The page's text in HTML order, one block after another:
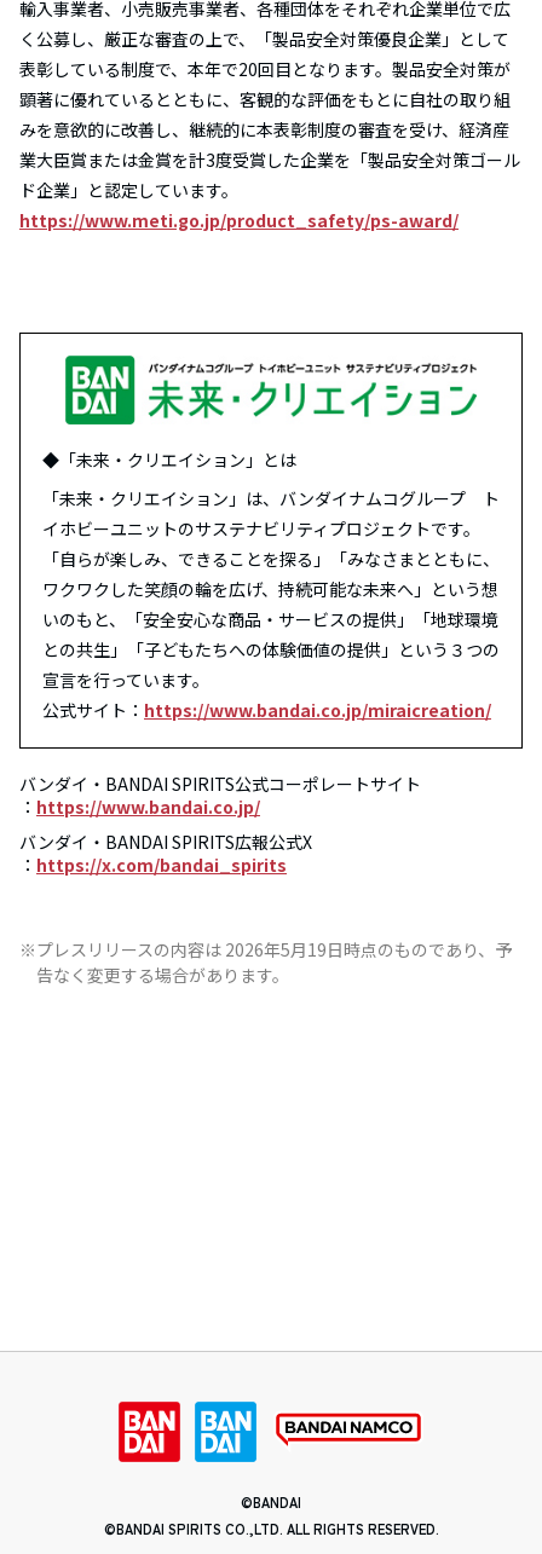
輸入事業者、小売販売事業者、各種団体をそれぞれ企業単位で広
く公募し、厳正な審査の上で、「製品安全対策優良企業」として
表彰している制度で、本年で20回目となります。製品安全対策が
顕著に優れているとともに、客観的な評価をもとに自社の取り組
みを意欲的に改善し、継続的に本表彰制度の審査を受け、経済産
業大臣賞または金賞を計3度受賞した企業を「製品安全対策ゴール
ド企業」と認定しています。
https://www.meti.go.jp/product_safety/ps-award/
◆「未来・クリエイション」とは
「未来・クリエイション」は、バンダイナムコグループ ト
イホビーユニットのサステナビリティプロジェクトです。
「自らが楽しみ、できることを探る」「みなさまとともに、
ワクワクした笑顔の輪を広げ、持続可能な未来へ」という想
いのもと、「安全安心な商品・サービスの提供」「地球環境
との共生」「子どもたちへの体験価値の提供」という３つの
宣言を行っています。
公式サイト： https://www.bandai.co.jp/miraicreation/
バンダイ・BANDAI SPIRITS公式コーポレートサイト
： https://www.bandai.co.jp/
バンダイ・BANDAI SPIRITS広報公式X
： https://x.com/bandai_spirits
※プレスリリースの内容は 2026年5月19日時点のものであり、予
告なく変更する場合があります。
©BANDAI
©BANDAI SPIRITS CO.,LTD. ALL RIGHTS RESERVED.